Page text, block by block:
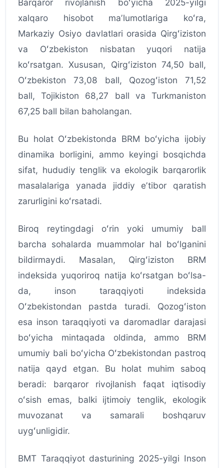
Barqaror rivojlanish boʻyicha 2025-yilgi
xalqaro hisobot maʼlumotlariga koʻra,
Markaziy Osiyo davlatlari orasida Qirgʻiziston
va Oʻzbekiston nisbatan yuqori natija
koʻrsatgan. Xususan, Qirgʻiziston 74,50 ball,
Oʻzbekiston 73,08 ball, Qozogʻiston 71,52
ball, Tojikiston 68,27 ball va Turkmaniston
67,25 ball bilan baholangan.
Bu holat Oʻzbekistonda BRM boʻyicha ijobiy
dinamika borligini, ammo keyingi bosqichda
sifat, hududiy tenglik va ekologik barqarorlik
masalalariga yanada jiddiy eʼtibor qaratish
zarurligini koʻrsatadi.
Biroq reytingdagi oʻrin yoki umumiy ball
barcha sohalarda muammolar hal boʻlganini
bildirmaydi. Masalan, Qirgʻiziston BRM
indeksida yuqoriroq natija koʻrsatgan boʻlsa-
da, inson taraqqiyoti indeksida
Oʻzbekistondan pastda turadi. Qozogʻiston
esa inson taraqqiyoti va daromadlar darajasi
boʻyicha mintaqada oldinda, ammo BRM
umumiy bali boʻyicha Oʻzbekistondan pastroq
natija qayd etgan. Bu holat muhim saboq
beradi: barqaror rivojlanish faqat iqtisodiy
oʻsish emas, balki ijtimoiy tenglik, ekologik
muvozanat va samarali boshqaruv
uygʻunligidir.
BMT Taraqqiyot dasturining 2025-yilgi Inson